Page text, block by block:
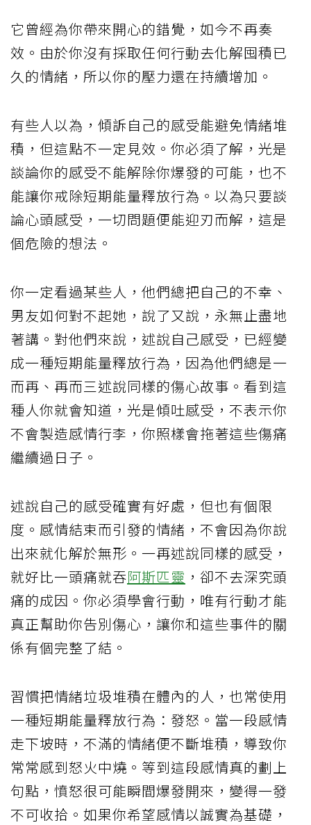
它曾經為你帶來開心的錯覺，如今不再奏
效。由於你沒有採取任何行動去化解囤積已
久的情緒，所以你的壓力還在持續增加。
有些人以為，傾訴自己的感受能避免情緒堆
積，但這點不一定見效。你必須了解，光是
談論你的感受不能解除你爆發的可能，也不
能讓你戒除短期能量釋放行為。以為只要談
論心頭感受，一切問題便能迎刃而解，這是
個危險的想法。
你一定看過某些人，他們總把自己的不幸、
男友如何對不起她，說了又說，永無止盡地
著講。對他們來說，述說自己感受，已經變
成一種短期能量釋放行為，因為他們總是一
而再、再而三述說同樣的傷心故事。看到這
種人你就會知道，光是傾吐感受，不表示你
不會製造感情行李，你照樣會拖著這些傷痛
繼續過日子。
述說自己的感受確實有好處，但也有個限
度。感情結束而引發的情緒，不會因為你說
出來就化解於無形。一再述說同樣的感受，
就好比一頭痛就吞阿斯匹靈 ，卻不去深究頭
痛的成因。你必須學會行動，唯有行動才能
真正幫助你告別傷心，讓你和這些事件的關
係有個完整了結。
習慣把情緒垃圾堆積在體內的人，也常使用
一種短期能量釋放行為：發怒。當一段感情
走下坡時，不滿的情緒便不斷堆積，導致你
常常感到怒火中燒。等到這段感情真的劃上
句點，憤怒很可能瞬間爆發開來，變得一發
不可收拾。如果你希望感情以誠實為基礎，